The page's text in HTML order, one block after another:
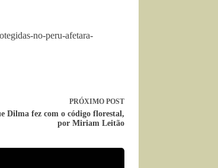
no-peru-afetara-
PRÓXIMO POST
Dilma fez com o código florestal,
por Miriam Leitão